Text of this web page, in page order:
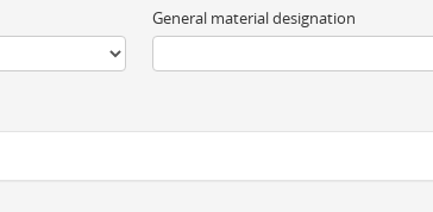
General material designation